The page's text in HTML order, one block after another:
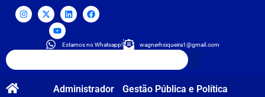
Estamos no Whatsapp! wagnerhsiqueira1@gmail.com
Administrador
Gestão Pública e Política